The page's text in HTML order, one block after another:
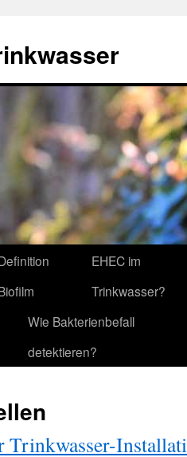
EHEC im
Trinkwasser?
Wie Bakterienbefall
detektieren?
Trinkwasser-